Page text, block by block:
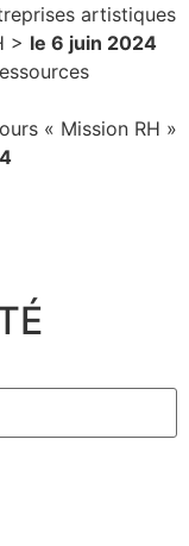
artistiques
> le 6 juin 2024
« Mission RH »